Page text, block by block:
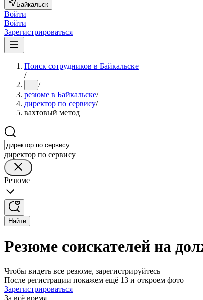
Байкальск
Войти
Войти
Зарегистрироваться
Поиск сотрудников в Байкальске
/
... /
резюме в Байкальске/
директор по сервису/
вахтовый метод
директор по сервису
Резюме
Найти
Резюме соискателей на
Чтобы видеть все резюме, зарегистрируйтесь
После регистрации покажем ещё 13 и откроем фото
Зарегистрироваться
За всё время